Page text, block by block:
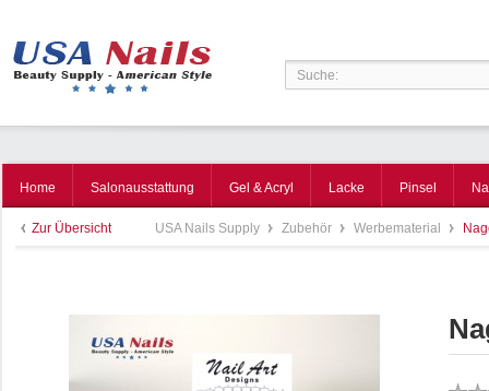
Home Salonausstattung Gel & Acryl Lacke Pinsel
Zur Übersicht USA Nails Supply Zubehör Werbematerial